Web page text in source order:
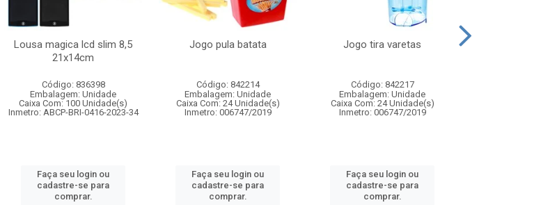
Lousa magica lcd slim 8,5
21x14cm
Código: 836398
Embalagem: Unidade
Caixa Com: 100 Unidade(s)
Inmetro: ABCP-BRI-0416-2023-34
Faça seu login ou
cadastre-se para
comprar.
Jogo pula batata
Código: 842214
Embalagem: Unidade
Caixa Com: 24 Unidade(s)
Inmetro: 006747/2019
Faça seu login ou
cadastre-se para
comprar.
Jogo tira varetas
Código: 842217
Embalagem: Unidade
Caixa Com: 24 Unidade(s)
Inmetro: 006747/2019
Faça seu login ou
cadastre-se para
comprar.